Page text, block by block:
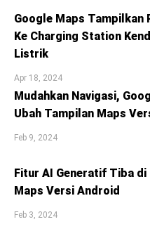
Google Maps Tampilkan
Ke Charging Station
Listrik
Apr 18, 2024
Mudahkan Navigasi,
Ubah Tampilan Maps
Feb 9, 2024
Fitur AI Generatif Tiba di
Maps Versi Android
Feb 3, 2024